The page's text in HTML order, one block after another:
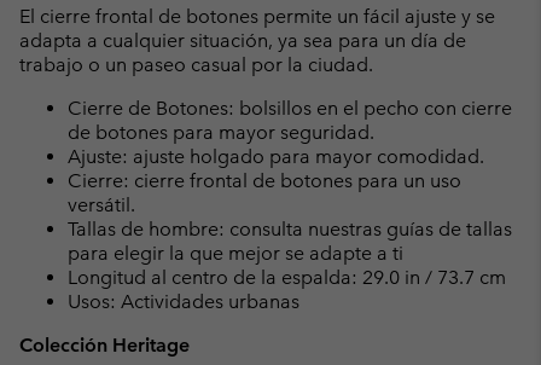
El cierre frontal de botones permite un fácil ajuste y se
adapta a cualquier situación, ya sea para un día de
trabajo o un paseo casual por la ciudad.
Cierre de Botones: bolsillos en el pecho con cierre
de botones para mayor seguridad.
Ajuste: ajuste holgado para mayor comodidad.
Cierre: cierre frontal de botones para un uso
versátil.
Tallas de hombre: consulta nuestras guías de tallas
para elegir la que mejor se adapte a ti
Longitud al centro de la espalda: 29.0 in / 73.7 cm
Usos: Actividades urbanas
Colección Heritage